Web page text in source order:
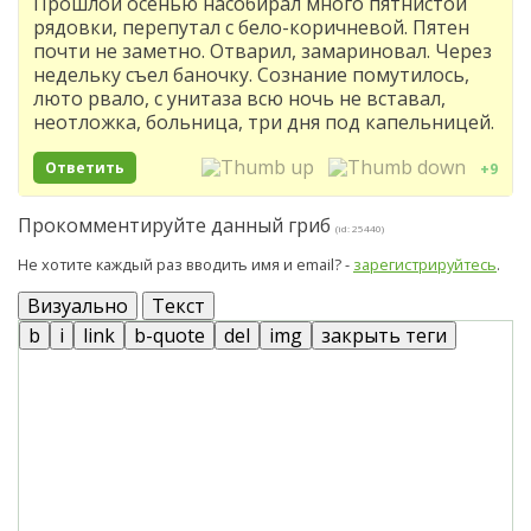
рядовки, перепутал с бело-коричневой. Пятен
почти не заметно. Отварил, замариновал. Через
недельку съел баночку. Сознание помутилось,
люто рвало, с унитаза всю ночь не вставал,
неотложка, больница, три дня под капельницей.
Ответить +9
Прокомментируйте данный гриб (id: 25440)
Не хотите каждый раз вводить имя и email? - зарегистрируйтесь.
Визуально Текст